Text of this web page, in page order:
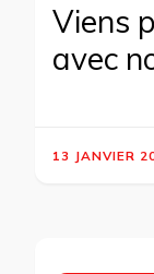
Viens
avec
13 JANVIER